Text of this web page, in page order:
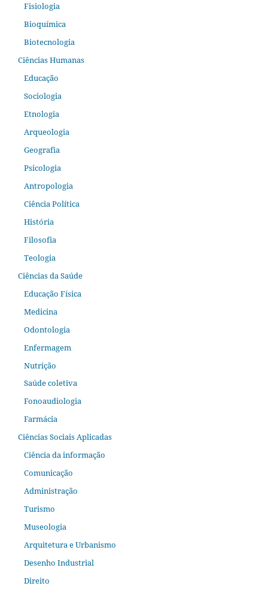
Fisiologia
Bioquímica
Biotecnologia
Ciências Humanas
Educação
Sociologia
Etnologia
Arqueologia
Geografia
Psicologia
Antropologia
Ciência Política
História
Filosofia
Teologia
Ciências da Saúde
Educação Física
Medicina
Odontologia
Enfermagem
Nutrição
Saúde coletiva
Fonoaudiologia
Farmácia
Ciências Sociais Aplicadas
Ciência da informação
Comunicação
Administração
Turismo
Museologia
Arquitetura e Urbanismo
Desenho Industrial
Direito